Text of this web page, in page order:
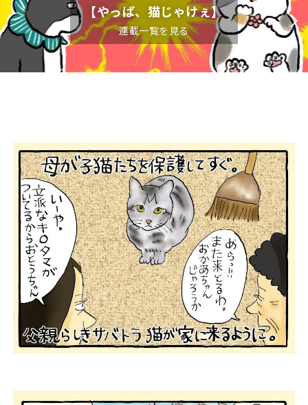
【やっぱ、猫じゃけぇ】
連載一覧を見る